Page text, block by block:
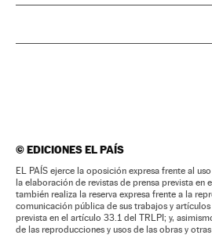
©EDICIONES EL PAÍS
EL PAÍS ejerce la oposición expresa frente al
la elaboración de revistas de prensa prevista en
también realiza la reserva expresa frente a la
comunicación pública de sus trabajos y
prevista en el artículo 33.1 del TRLPI; y,
de las reproducciones y usos de las obras y